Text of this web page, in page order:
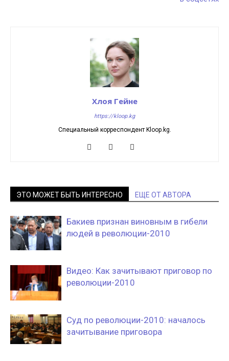
Хлоя Гейне
https://kloop.kg
Специальный корреспондент Kloop.kg.
ЭТО МОЖЕТ БЫТЬ ИНТЕРЕСНО ЕЩЕ ОТ АВТОРА
Бакиев признан виновным в гибели
людей в революции-2010
Видео: Как зачитывают приговор по
революции-2010
Суд по революции-2010: началось
зачитывание приговора